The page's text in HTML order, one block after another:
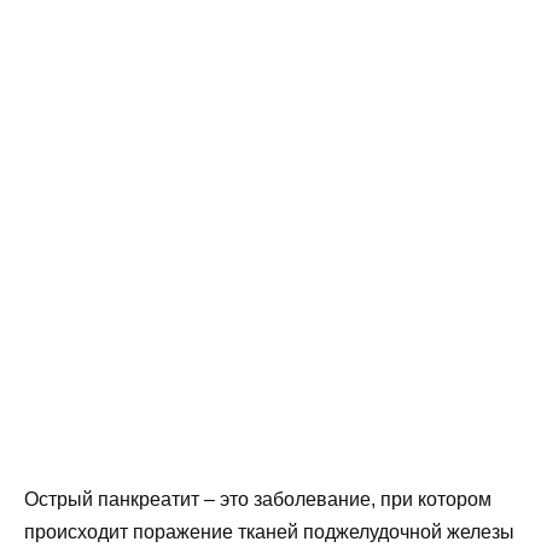
Острый панкреатит – это заболевание, при котором
происходит поражение тканей поджелудочной железы